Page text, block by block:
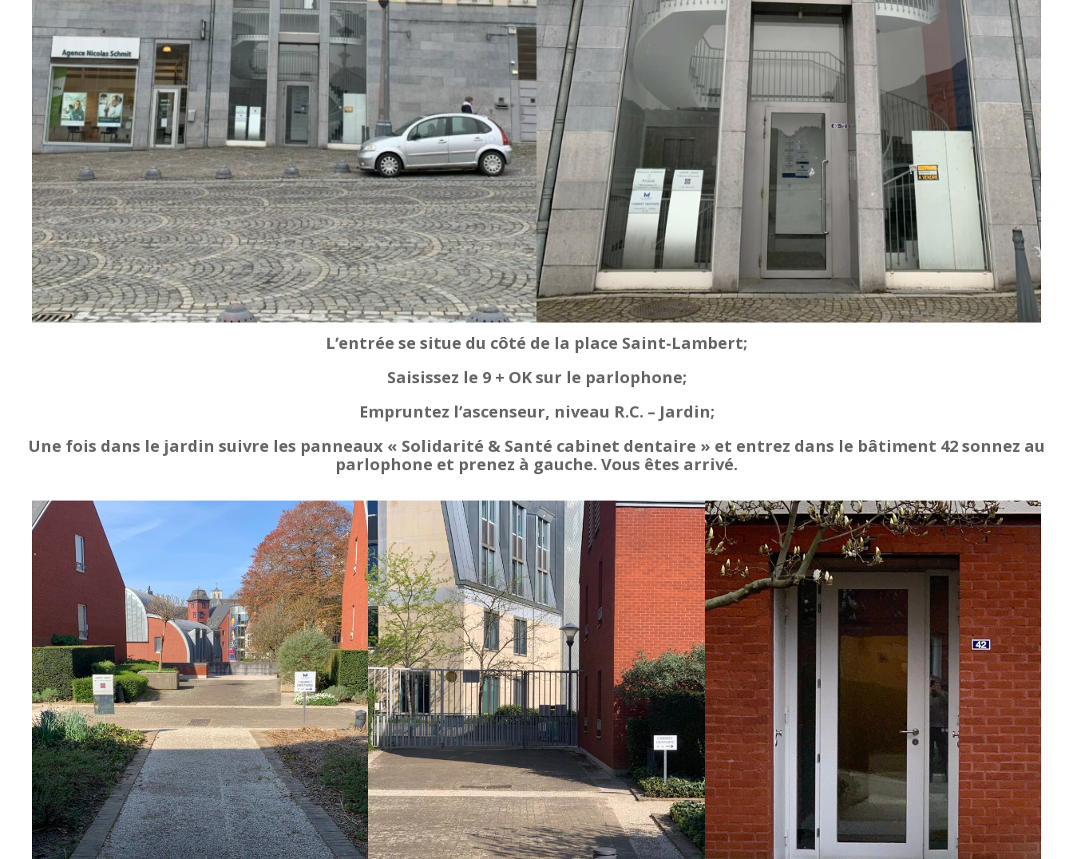
L’entrée se situe du côté de la place Saint-Lambert;
Saisissez le 9 + OK sur le parlophone;
Empruntez l’ascenseur, niveau R.C. – Jardin;
Une fois dans le jardin suivre les panneaux « Solidarité & Santé cabinet dentaire » et entrez dans le bâtiment 42 sonnez au
parlophone et prenez à gauche. Vous êtes arrivé.